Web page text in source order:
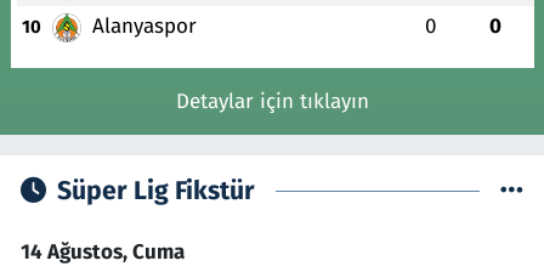
10 Alanyaspor 0 0
Detaylar için tıklayın
Süper Lig Fikstür
14 Ağustos, Cuma